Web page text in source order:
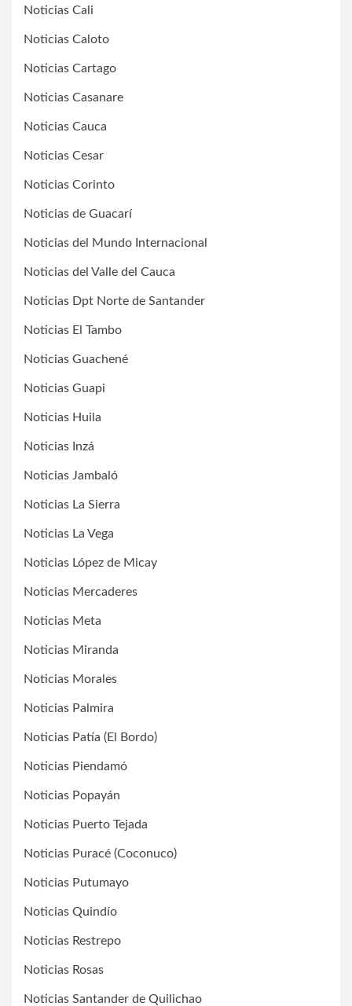
Noticias Cali
Noticias Caloto
Noticias Cartago
Noticias Casanare
Noticias Cauca
Noticias Cesar
Noticias Corinto
Noticias de Guacarí
Noticias del Mundo Internacional
Noticias del Valle del Cauca
Noticias Dpt Norte de Santander
Noticias El Tambo
Noticias Guachené
Noticias Guapi
Noticias Huila
Noticias Inzá
Noticias Jambaló
Noticias La Sierra
Noticias La Vega
Noticias López de Micay
Noticias Mercaderes
Noticias Meta
Noticias Miranda
Noticias Morales
Noticias Palmira
Noticias Patía (El Bordo)
Noticias Piendamó
Noticias Popayán
Noticias Puerto Tejada
Noticias Puracé (Coconuco)
Noticias Putumayo
Noticias Quindío
Noticias Restrepo
Noticias Rosas
Noticias Santander de Quilichao